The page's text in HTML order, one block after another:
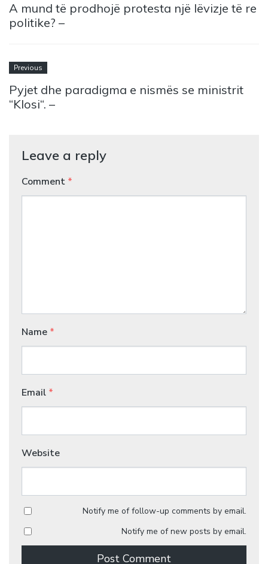
A mund të prodhojë protesta një lëvizje të re
politike? –
Previous
Pyjet dhe paradigma e nismës se ministrit
“Klosi“. –
Leave a reply
Comment *
Name *
Email *
Website
Notify me of follow-up comments by email.
Notify me of new posts by email.